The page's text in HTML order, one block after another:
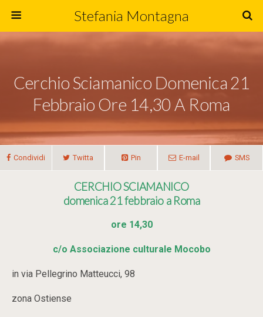
Stefania Montagna
Cerchio Sciamanico Domenica 21
Febbraio Ore 14,30 A Roma
Condividi Twitta Pin E-mail SMS
CERCHIO SCIAMANICO
domenica 21 febbraio a Roma
ore 14,30
c/o Associazione culturale Mocobo
in via Pellegrino Matteucci, 98
zona Ostiense